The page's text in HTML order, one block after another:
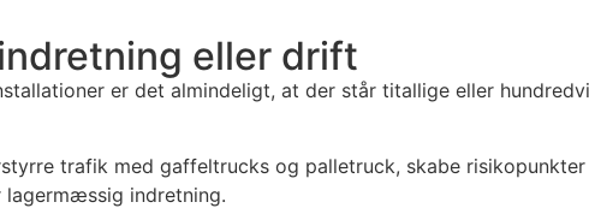
eller drift
er det almindeligt, at der står titallige eller
trafik med gaffeltrucks og palletruck, skabe
indretning.